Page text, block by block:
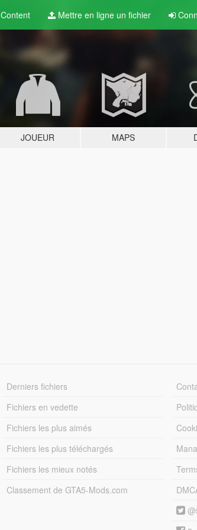
Content Mettre en ligne un fichier
JOUEUR MAPS
Derniers fichiers
Fichiers en vedette
Fichiers les plus aimés
Fichiers les plus téléchargés
Fichiers les mieux notés
Classement de GTA5-Mods.com